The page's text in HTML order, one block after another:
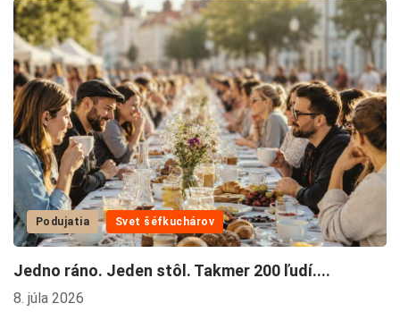
Podujatia Svet šéfkuchárov
Jedno ráno. Jeden stôl. Takmer 200 ľudí....
8. júla 2026